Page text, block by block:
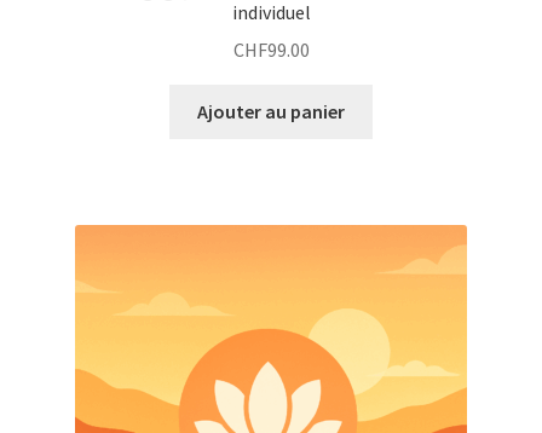
individuel
CHF99.00
Ajouter au panier